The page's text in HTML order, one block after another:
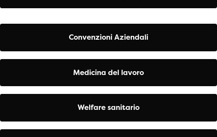
Convenzioni Aziendali
Medicina del lavoro
Welfare sanitario